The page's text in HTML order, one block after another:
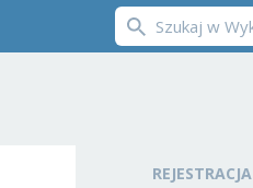
REJESTRACJA